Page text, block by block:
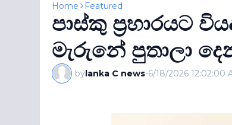
Home Featured
පාස්කු ප‍්‍රහාරයට
මැරුනේ පුතාලා
bylanka C news-6/18/2026 12:02:00